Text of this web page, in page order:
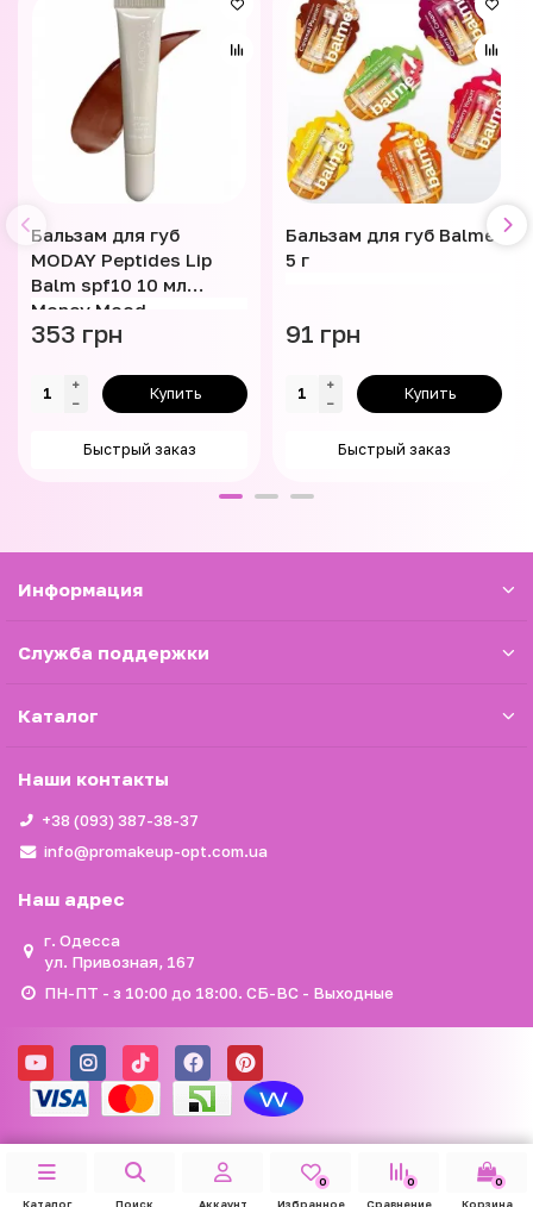
Бальзам для губ
MODAY Peptides Lip
Balm spf10 10 мл
Money Mood
353 грн
Купить
Быстрый заказ
Бальзам для губ Balme
5 г
91 грн
Купить
Быстрый заказ
Информация
Служба поддержки
Каталог
Наши контакты
+38 (093) 387-38-37
info@promakeup-opt.com.ua
Наш адрес
г. Одесса
ул. Привозная, 167
ПН-ПТ - з 10:00 до 18:00. СБ-ВС - Выходные
Каталог Поиск Аккаунт
0
Избранное
0
Сравнение
0
Корзина